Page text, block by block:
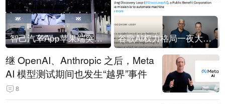
智己汽车App苹果端突然“下架” 谷歌AI权力格局一夜大洗牌
继 OpenAI、Anthropic 之后，Meta
AI 模型测试期间也发生“越界”事件
8